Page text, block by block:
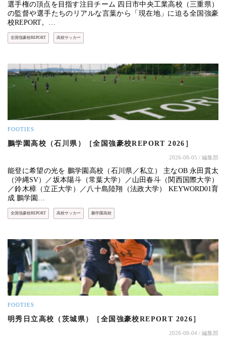
選手権の頂点を目指す注目チーム 四日市中央工業高校（三重県）
の監督や選手たちのリアルな言葉から「現在地」に迫る全国強豪
校REPORT。…
全国強豪校REPORT 高校サッカー
FOOTIES
鵬学園高校（石川県）［全国強豪校REPORT 2026］
2026-08-05 / 編集部
能登に希望の光を 鵬学園高校（石川県／私立） 主なOB 永田貫太
（沖縄SV）／坂本陽斗（常葉大学）／山田春斗（関西国際大学）
／鈴木樟（立正大学）／八十島陸翔（法政大学） KEYWORD01育
成 鵬学園…
全国強豪校REPORT 高校サッカー 鵬学園高校
FOOTIES
明秀日立高校（茨城県）［全国強豪校REPORT 2026］
2026-08-04 / 編集部